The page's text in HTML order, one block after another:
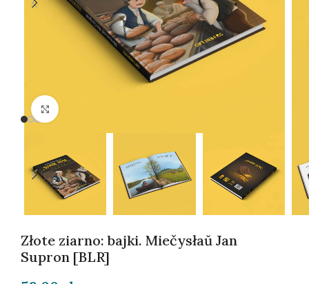
Złote ziarno: bajki. Miečysłaŭ Jan
Supron [BLR]